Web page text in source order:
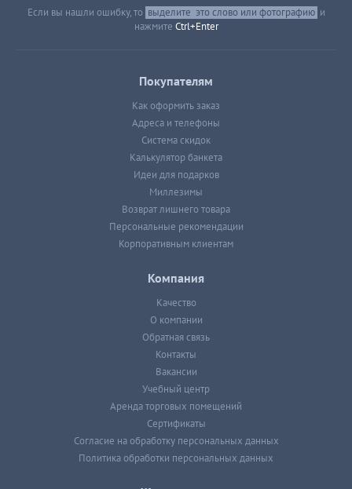
Если вы нашли ошибку, то выделите это слово или фотографию и
нажмите Ctrl+Enter
Покупателям
Как оформить заказ
Адреса и телефоны
Система скидок
Калькулятор банкета
Идеи для подарков
Миллезимы
Возврат лишнего товара
Персональные рекомендации
Корпоративным клиентам
Компания
Качество
О компании
Обратная связь
Контакты
Вакансии
Учебный центр
Аренда торговых помещений
Сертификаты
Согласие на обработку персональных данных
Политика обработки персональных данных